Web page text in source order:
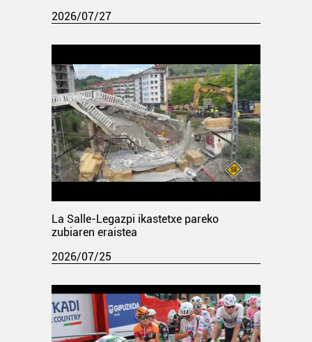
2026/07/27
La Salle-Legazpi ikastetxe pareko
zubiaren eraistea
2026/07/25